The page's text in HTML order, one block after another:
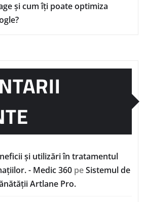
și cum îți poate optimiza
și utilizări în tratamentul
- Medic 360 peSistemul de
Artlane Pro.